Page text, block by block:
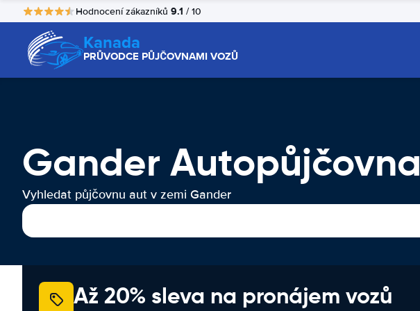
Hodnocení zákazníků 9.1 / 10
Kanada
PRŮVODCE PŮJČOVNAMI VOZŮ
Gander Autopůjčovna
Vyhledat půjčovnu aut v zemi Gander
Až 20% sleva na pronájem vozů